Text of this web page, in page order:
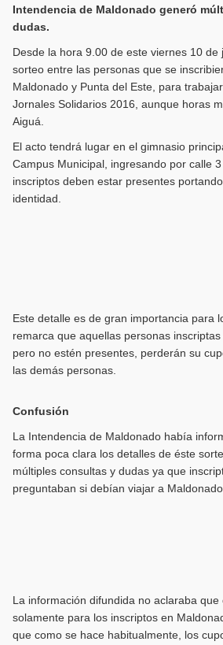
Intendencia de Maldonado generó
dudas.
Desde la hora 9.00 de este viernes 10 de
sorteo entre las personas que se
Maldonado y Punta del Este, para
Jornales Solidarios 2016, aunque horas
Aiguá.
El acto tendrá lugar en el gimnasio
Campus Municipal, ingresando por calle
inscriptos deben estar presentes
identidad.
Este detalle es de gran importancia para
remarca que aquellas personas
pero no estén presentes, perderán su
las demás personas.
Confusión
La Intendencia de Maldonado había
forma poca clara los detalles de éste
múltiples consultas y dudas ya que
preguntaban si debían viajar a Maldonado.
La información difundida no aclaraba que
solamente para los inscriptos en
que como se hace habitualmente, los